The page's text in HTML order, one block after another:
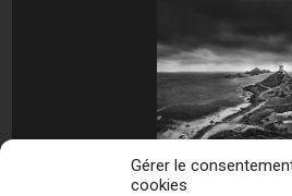
Gérer le
cookies